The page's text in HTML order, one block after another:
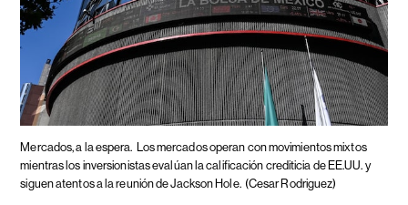
Mercados, a la espera. Los mercados operan con movimientos mixtos
mientras los inversionistas evalúan la calificación crediticia de EE.UU. y
siguen atentos a la reunión de Jackson Hole. (Cesar Rodriguez)